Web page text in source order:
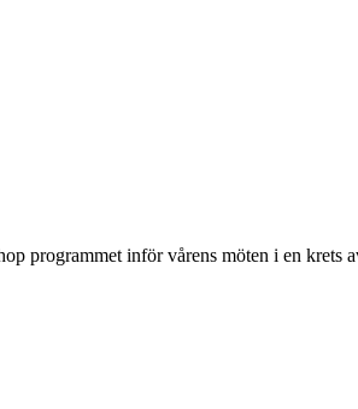
programmet inför vårens möten i en krets